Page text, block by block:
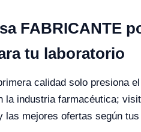
FABRICANTE
tu laboratorio
calidad solo presiona
la industria farmacéutica;
mejores ofertas según